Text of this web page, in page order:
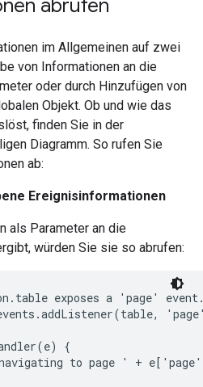
abrufen
im Allgemeinen auf zwei
von Informationen an die
oder durch Hinzufügen von
Objekt. Ob und wie das
finden Sie in der
Diagramm. So rufen Sie
ab:
Ereignisinformationen
als Parameter an die
würden Sie sie so abrufen:
exposes a 'page'
{
to page ' +